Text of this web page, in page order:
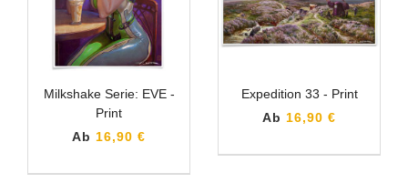
Milkshake Serie: EVE -
Print
Ab 16,90 €
Expedition 33 - Print
Ab 16,90 €